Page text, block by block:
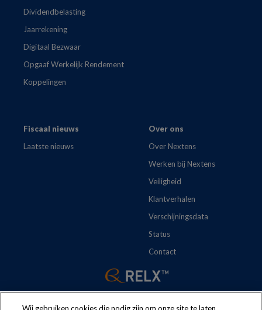
Dividendbelasting
Jaarrekening
Digitaal Bezwaar
Opgaaf Werkelijk Rendement
Koppelingen
Fiscaal nieuws
Laatste nieuws
Over ons
Over Nextens
Werken bij Nextens
Veiligheid
Klantverhalen
Verschijningsdata
Status
Contact